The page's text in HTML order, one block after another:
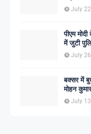
गिरफ्तार
July
पीएम
में जुटी
July
बक्सर में
मोहन
July